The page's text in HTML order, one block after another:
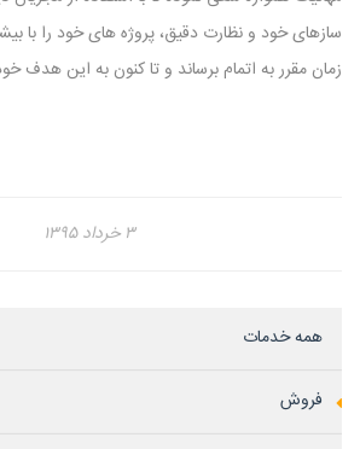
سازهای خود و نظارت دقیق، پروژه های خود را با
زمان مقرر به اتمام برساند و تا کنون به این هدف
۳ خرداد ۱۳۹۵
همه خدمات
فروش